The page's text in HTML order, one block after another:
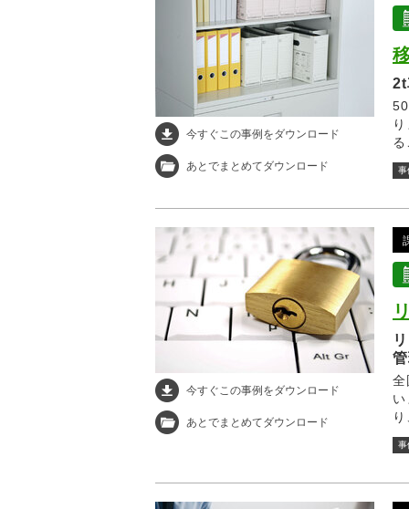
今すぐこの事例をダウンロード
あとでまとめてダウンロード
2t
で
事
今すぐこの事例をダウンロード
あとでまとめてダウンロード
全
管
す
事